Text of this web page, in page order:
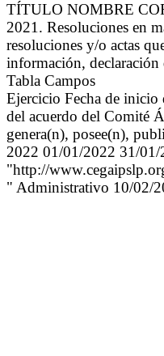
TÍTULO NOMBRE
2021. Resoluciones en
resoluciones y/o actas
información, declaración
Tabla Campos
Ejercicio Fecha de inicio
del acuerdo del Comité
genera(n), posee(n),
2022 01/01/2022 31/01/
"http://
" Administrativo 10/02/